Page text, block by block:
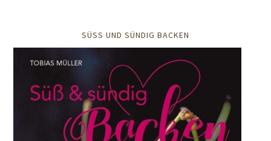
SÜSS UND SÜNDIG BACKEN